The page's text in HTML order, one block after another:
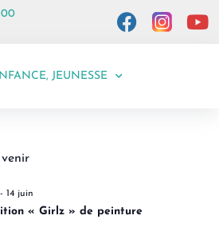
00
JEUNESSE
- 14 juin
« Girlz » de peinture